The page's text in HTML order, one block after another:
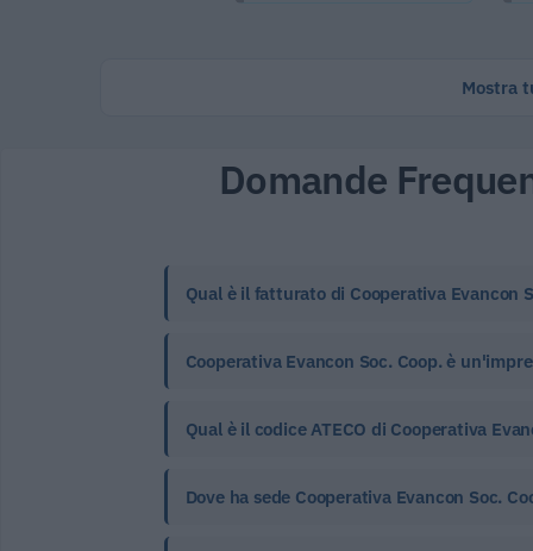
Mostra
Domande
Qual è il fatturato di Cooperativa Evancon
Cooperativa Evancon Soc. Coop. è
Qual è il codice ATECO di Cooperativa
Dove ha sede Cooperativa Evancon Soc.